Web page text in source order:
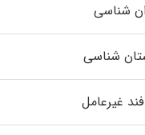
شناسی
شناسی
غیرعامل